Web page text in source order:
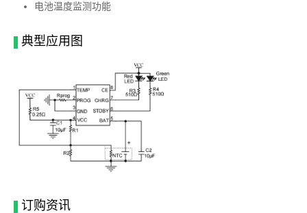
电池温度监测功能
典型应用图
订购资讯